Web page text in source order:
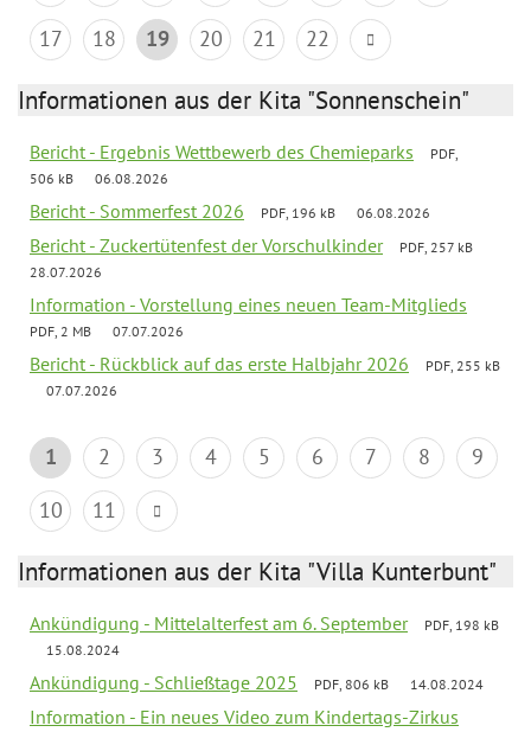
17
18 19 20 21 22
Informationen aus der Kita "Sonnenschein"
Bericht - Ergebnis Wettbewerb des Chemieparks
PDF,
506 kB
06.08.2026
Bericht - Sommerfest 2026 PDF, 196 kB 06.08.2026
Bericht - Zuckertütenfest der Vorschulkinder
PDF, 257 kB
28.07.2026
Information - Vorstellung eines neuen Team-Mitglieds
PDF, 2 MB 07.07.2026
Bericht - Rückblick auf das erste Halbjahr 2026
PDF, 255 kB
07.07.2026
1 2 3 4 5 6 7 8
9
10
11
Informationen aus der Kita "Villa Kunterbunt"
Ankündigung - Mittelalterfest am 6. September
PDF, 198 kB
15.08.2024
Ankündigung - Schließtage 2025 PDF, 806 kB 14.08.2024
Information - Ein neues Video zum Kindertags-Zirkus